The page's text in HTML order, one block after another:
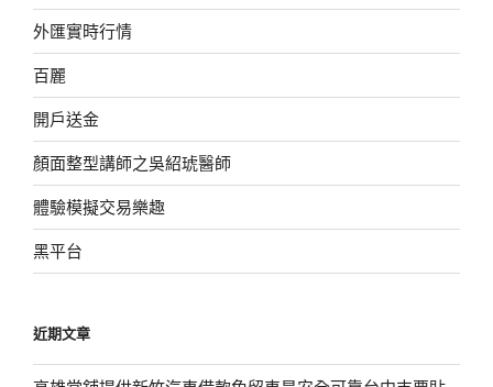
外匯實時行情
百麗
開戶送金
顏面整型講師之吳紹琥醫師
體驗模擬交易樂趣
黑平台
近期文章